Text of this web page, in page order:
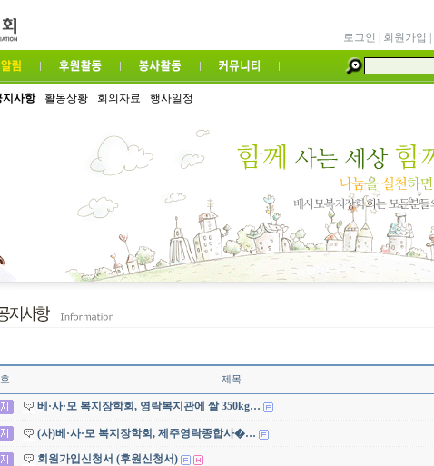
로그인 회원가입
지사항 활동상황 회의자료 행사일정
제목
베·사·모 복지장학회, 영락복지관에 쌀 350kg…
(사)베·사·모 복지장학회, 제주영락종합사�…
회원가입신청서 (후원신청서)